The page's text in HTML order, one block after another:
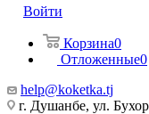
Войти
Корзина0
Отложенные0
help@koketka.tj
г. Душанбе, ул.